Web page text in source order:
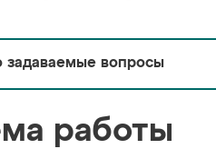
задаваемые вопросы
работы